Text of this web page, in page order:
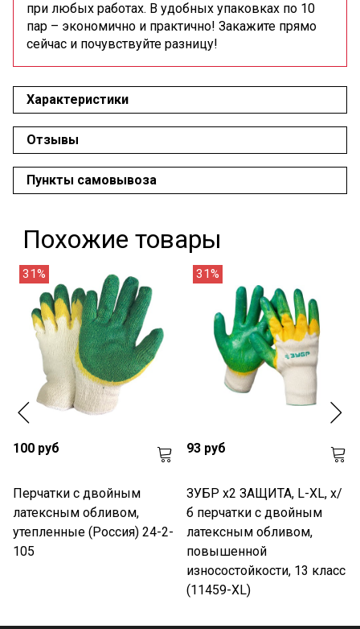
при любых работах. В удобных упаковках по 10
пар – экономично и практично! Закажите прямо
сейчас и почувствуйте разницу!
Характеристики
Отзывы
Пункты самовывоза
Похожие товары
31%
100 руб
Перчатки с двойным
латексным обливом,
утепленные (Россия) 24-2-
105
31%
93 руб
ЗУБР х2 ЗАЩИТА, L-XL, х/
б перчатки с двойным
латексным обливом,
повышенной
износостойкости, 13 класс
(11459-XL)